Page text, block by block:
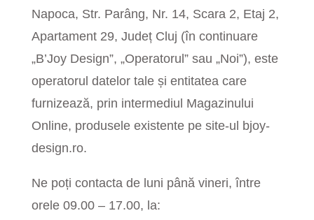
Napoca, Str. Parâng, Nr. 14, Scara 2, Etaj 2,
Apartament 29, Județ Cluj (în continuare
„B’Joy Design”, „Operatorul” sau „Noi”), este
operatorul datelor tale și entitatea care
furnizează, prin intermediul Magazinului
Online, produsele existente pe site-ul bjoy-
design.ro.
Ne poți contacta de luni până vineri, între
orele 09.00 – 17.00, la: